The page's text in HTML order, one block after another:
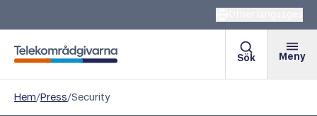
Telekområdgivarna
Sök Meny
Hem/Press/Security